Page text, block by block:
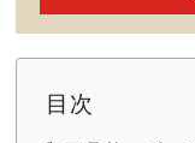
目次